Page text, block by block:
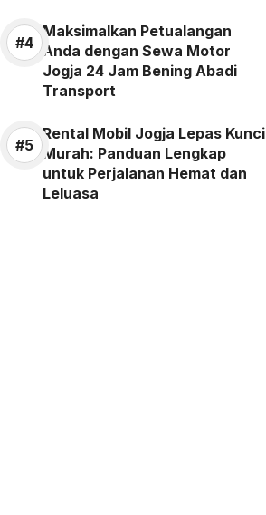
Maksimalkan Petualangan
Anda dengan Sewa Motor
Jogja 24 Jam Bening Abadi
Transport
Rental Mobil Jogja Lepas Kunci
Murah: Panduan Lengkap
untuk Perjalanan Hemat dan
Leluasa